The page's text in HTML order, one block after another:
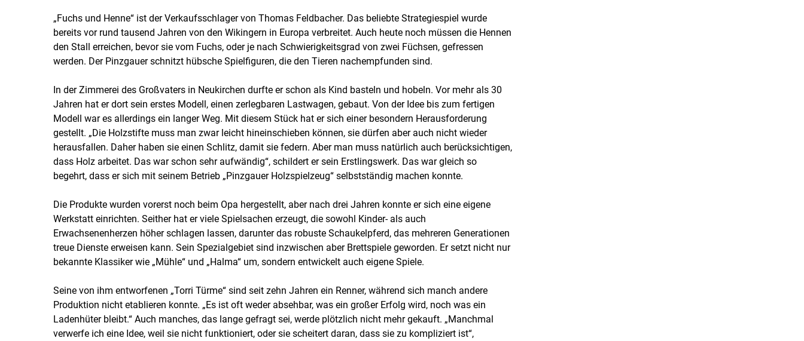
„Fuchs und Henne“ ist der Verkaufsschlager von Thomas Feldbacher. Das beliebte Strategiespiel wurde
bereits vor rund tausend Jahren von den Wikingern in Europa verbreitet. Auch heute noch müssen die Hennen
den Stall erreichen, bevor sie vom Fuchs, oder je nach Schwierigkeitsgrad von zwei Füchsen, gefressen
werden. Der Pinzgauer schnitzt hübsche Spielfiguren, die den Tieren nachempfunden sind.
In der Zimmerei des Großvaters in Neukirchen durfte er schon als Kind basteln und hobeln. Vor mehr als 30
Jahren hat er dort sein erstes Modell, einen zerlegbaren Lastwagen, gebaut. Von der Idee bis zum fertigen
Modell war es allerdings ein langer Weg. Mit diesem Stück hat er sich einer besondern Herausforderung
gestellt. „Die Holzstifte muss man zwar leicht hineinschieben können, sie dürfen aber auch nicht wieder
herausfallen. Daher haben sie einen Schlitz, damit sie federn. Aber man muss natürlich auch berücksichtigen,
dass Holz arbeitet. Das war schon sehr aufwändig“, schildert er sein Erstlingswerk. Das war gleich so
begehrt, dass er sich mit seinem Betrieb „Pinzgauer Holzspielzeug“ selbstständig machen konnte.
Die Produkte wurden vorerst noch beim Opa hergestellt, aber nach drei Jahren konnte er sich eine eigene
Werkstatt einrichten. Seither hat er viele Spielsachen erzeugt, die sowohl Kinder- als auch
Erwachsenenherzen höher schlagen lassen, darunter das robuste Schaukelpferd, das mehreren Generationen
treue Dienste erweisen kann. Sein Spezialgebiet sind inzwischen aber Brettspiele geworden. Er setzt nicht nur
bekannte Klassiker wie „Mühle“ und „Halma“ um, sondern entwickelt auch eigene Spiele.
Seine von ihm entworfenen „Torri Türme“ sind seit zehn Jahren ein Renner, während sich manch andere
Produktion nicht etablieren konnte. „Es ist oft weder absehbar, was ein großer Erfolg wird, noch was ein
Ladenhüter bleibt.“ Auch manches, das lange gefragt sei, werde plötzlich nicht mehr gekauft. „Manchmal
verwerfe ich eine Idee, weil sie nicht funktioniert, oder sie scheitert daran, dass sie zu kompliziert ist“,